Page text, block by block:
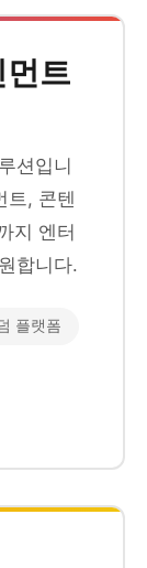
트
션입니
트, 콘텐
지 엔터
합니다.
플랫폼